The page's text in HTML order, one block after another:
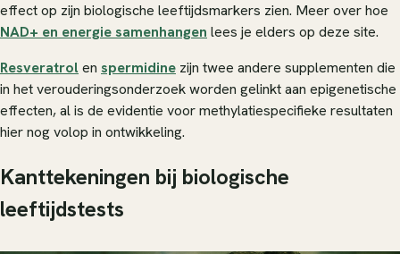
effect op zijn biologische leeftijdsmarkers zien. Meer over hoe
NAD+ en energie samenhangen lees je elders op deze site.
Resveratrol en spermidine zijn twee andere supplementen die
in het verouderingsonderzoek worden gelinkt aan epigenetische
effecten, al is de evidentie voor methylatiespecifieke resultaten
hier nog volop in ontwikkeling.
Kanttekeningen bij biologische
leeftijdstests